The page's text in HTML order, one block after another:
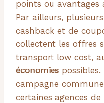
points ou avantages
Par ailleurs,
cashback et de
collectent les offres
transport low cost,
économies possibles.
campagne
certaines agences